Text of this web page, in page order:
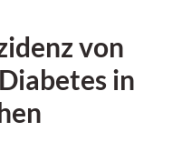
von
in